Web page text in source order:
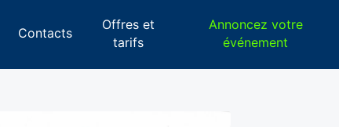
Contacts
Offres et
tarifs
Annoncez votre
événement